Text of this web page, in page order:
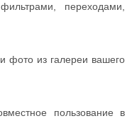
переходами,
фото из галереи вашего
пользование в